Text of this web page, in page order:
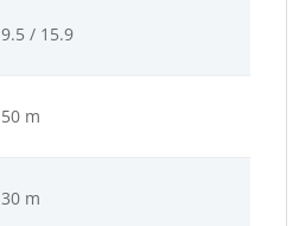
9.5 / 15.9
50 m
30 m